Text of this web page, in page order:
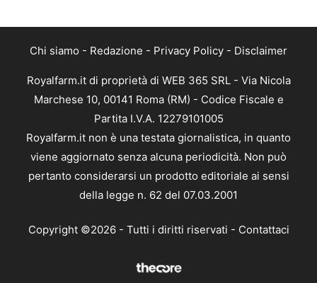
Chi siamo - Redazione - Privacy Policy - Disclaimer
Royalfarm.it di proprietà di WEB 365 SRL - Via Nicola
Marchese 10, 00141 Roma (RM) - Codice Fiscale e
Partita I.V.A. 12279101005
Royalfarm.it non è una testata giornalistica, in quanto
viene aggiornato senza alcuna periodicità. Non può
pertanto considerarsi un prodotto editoriale ai sensi
della legge n. 62 del 07.03.2001
Copyright ©2026 - Tutti i diritti riservati - Contattaci